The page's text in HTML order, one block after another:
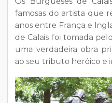
famosas do artista que
anos entre França e
de Calais foi tomada
uma verdadeira obra
ao seu tributo heróico e